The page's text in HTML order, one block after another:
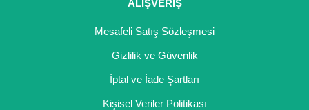
ALIŞVERİŞ
Mesafeli Satış Sözleşmesi
Gizlilik ve Güvenlik
İptal ve İade Şartları
Kişisel Veriler Politikası